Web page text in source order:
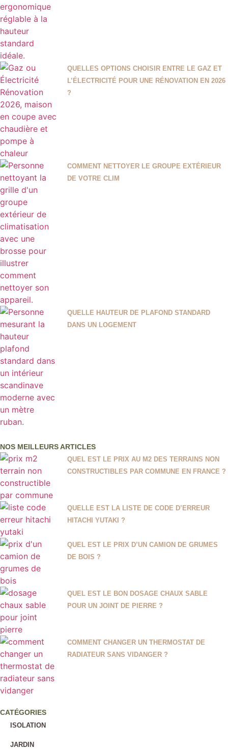
QUELLES OPTIONS CHOISIR ENTRE LE GAZ ET
L’ÉLECTRICITÉ POUR UNE RÉNOVATION EN 2026
?
COMMENT NETTOYER LE GROUPE EXTÉRIEUR
DE VOTRE CLIM
QUELLE HAUTEUR DE PLAFOND STANDARD
DANS UN LOGEMENT
NOS MEILLEURS ARTICLES
QUEL EST LE PRIX AU M2 DES TERRAINS NON
CONSTRUCTIBLES PAR COMMUNE EN FRANCE ?
QUELLE EST LA LISTE DE CODE D’ERREUR
HITACHI YUTAKI ?
QUEL EST LE PRIX D’UN CAMION DE GRUMES
DE BOIS ?
QUEL EST LE BON DOSAGE CHAUX SABLE
POUR UN JOINT DE PIERRE ?
COMMENT CHANGER UN THERMOSTAT DE
RADIATEUR SANS VIDANGER ?
CATÉGORIES
ISOLATION
JARDIN